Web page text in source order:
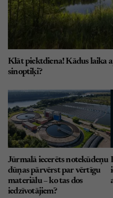
Klāt piektdiena! Kādus laika
sinoptiķi?
Jūrmalā iecerēts notekūdeņu
dūņas pārvērst par vērtīgu
materiālu – ko tas dos
iedzīvotājiem?